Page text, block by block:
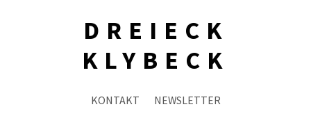
DREIECK
KLYBECK
KONTAKT NEWSLETTER